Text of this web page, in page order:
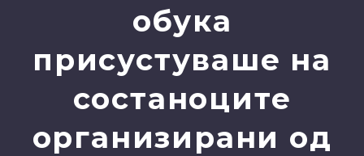
обука
присустуваше на
состаноците
организирани од